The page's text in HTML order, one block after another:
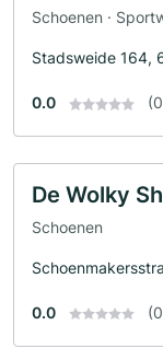
Schoenen ·
Stadsweide 164,
0.0
De Wolky
Schoenen
0.0